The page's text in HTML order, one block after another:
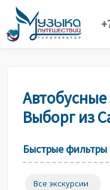
Автобусные
Выборг из
Быстрые фильтры
Все экскурсии